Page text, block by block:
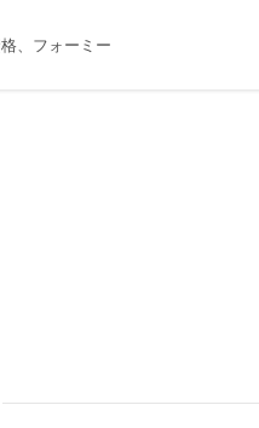
、フォーミー